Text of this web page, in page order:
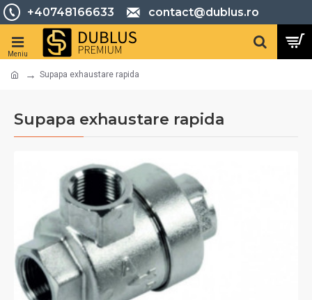
+40748166633 contact@dublus.ro
Supapa exhaustare rapida
Supapa exhaustare rapida